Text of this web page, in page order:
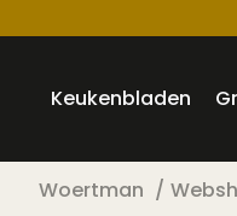
Keukenbladen
Woertman